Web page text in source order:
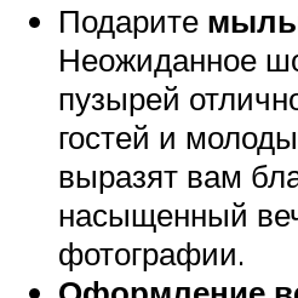
Подарите
Неожиданное
пузырей
гостей и
выразят вам
насыщенный
фотографии.